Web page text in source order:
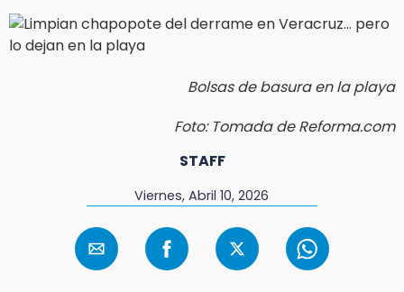
Bolsas de basura en la playa
Foto: Tomada de Reforma.com
STAFF
Viernes, Abril 10, 2026